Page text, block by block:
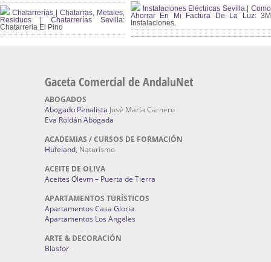
Chatarrerías | Chatarras, Metales,
Residuos | Chatarrerías Sevilla:
Chatarreria El Pino
Instalaciones Eléctricas Sevilla | Como
Ahorrar En Mi Factura De La Luz:3M
Instalaciones.
Gaceta Comercial de AndaluNet
ABOGADOS
Abogado Penalista José María Carnero
Eva Roldán Abogada
ACADEMIAS / CURSOS DE FORMACIÓN
Hufeland, Naturismo
ACEITE DE OLIVA
Aceites Olevm – Puerta de Tierra
APARTAMENTOS TURÍSTICOS
Apartamentos Casa Gloria
Apartamentos Los Angeles
ARTE & DECORACIÓN
Blasfor